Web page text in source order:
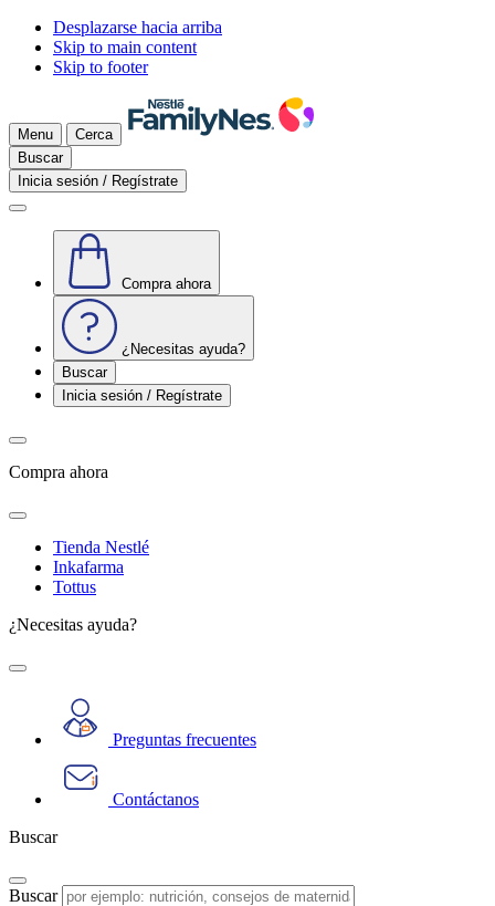
Desplazarse hacia arriba
Skip to main content
Skip to footer
Menu
Cerca
Buscar
Inicia sesión / Regístrate
Compra ahora
¿Necesitas ayuda?
Buscar
Inicia sesión / Regístrate
Compra ahora
Tienda Nestlé
Inkafarma
Tottus
¿Necesitas ayuda?
Preguntas frecuentes
Contáctanos
Buscar
Buscar